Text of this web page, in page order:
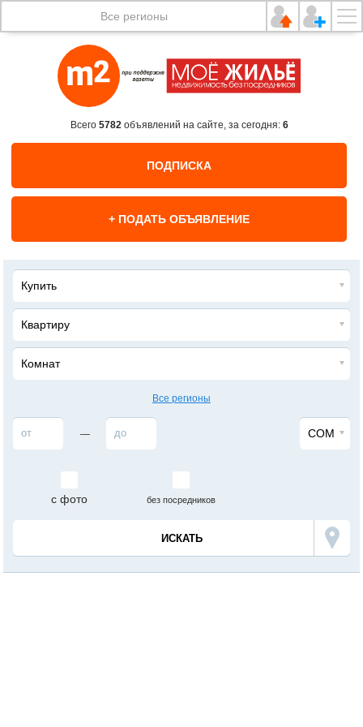
Все регионы
Всего 5782объявлений на сайте, за сегодня: 6
ПОДПИСКА
+ ПОДАТЬ ОБЪЯВЛЕНИЕ
Купить
Квартиру
Комнат
Все регионы
— СОМ
с фото без посредников